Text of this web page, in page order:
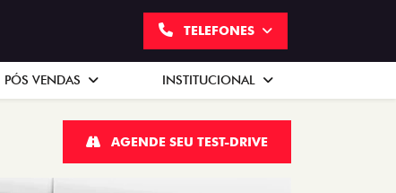
TELEFONES
PÓS VENDAS INSTITUCIONAL
AGENDE SEU TEST-DRIVE